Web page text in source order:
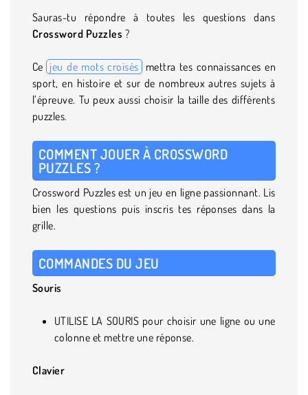
Sauras-tu répondre à toutes les questions dans
Crossword Puzzles ?
Ce jeu de mots croisés mettra tes connaissances en
sport, en histoire et sur de nombreux autres sujets à
l’épreuve. Tu peux aussi choisir la taille des différents
puzzles.
COMMENT JOUER À CROSSWORD
PUZZLES ?
Crossword Puzzles est un jeu en ligne passionnant. Lis
bien les questions puis inscris tes réponses dans la
grille.
COMMANDES DU JEU
Souris
UTILISE LA SOURIS pour choisir une ligne ou une
colonne et mettre une réponse.
Clavier